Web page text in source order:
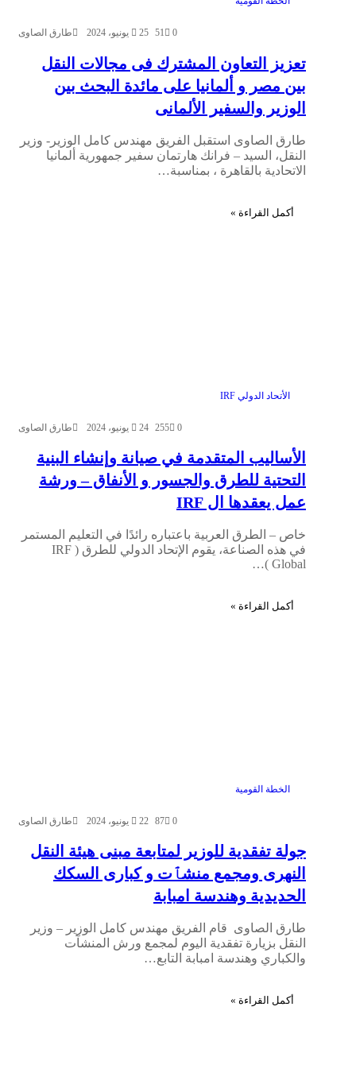
طارق الصاوى 25 يونيو، 2024 0
51
تعزيز التعاون المشترك فى مجالات النقل
بين مصر و ألمانيا على مائدة البحث بين
الوزير والسفير الألمانى
طارق الصاوى استقبل الفريق مهندس كامل الوزير- وزير
النقل، السيد – فرانك هارتمان سفير جمهورية ألمانيا
الاتحادية بالقاهرة ، بمناسبة…
أكمل القراءة »
الأتحاد الدولي IRF
طارق الصاوى 24 يونيو، 2024 0
255
الأساليب المتقدمة في صيانة وإنشاء البنية
التحتية للطرق والجسور و الأنفاق – ورشة
عمل يعقدها ال IRF
خاص – الطرق العربية باعتباره رائدًا في التعليم المستمر
في هذه الصناعة، يقوم الإتحاد الدولي للطرق ( IRF
Global )…
أكمل القراءة »
الخطة القومية
طارق الصاوى 22 يونيو، 2024 0
87
جولة تفقدية للوزير لمتابعة مبنى هيئة النقل
النهرى ومجمع منشٱت و كبارى السكك
الحديدية وهندسة امبابة
طارق الصاوى قام الفريق مهندس كامل الوزير – وزير
النقل بزيارة تفقدية اليوم لمجمع ورش المنشآت
والكباري وهندسة امبابة التابع…
أكمل القراءة »